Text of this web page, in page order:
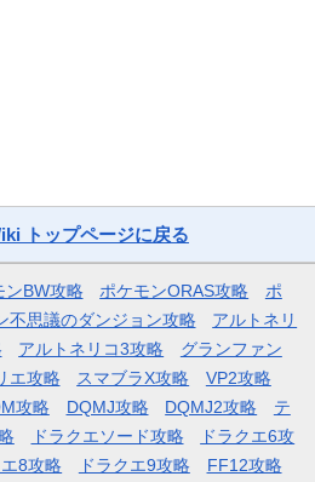
トップページに戻る
ンBW攻略 ポケモンORAS攻略
ポ
不思議のダンジョン攻略
アルトネリ
アルトネリコ3攻略
グランファン
エ攻略 スマブラX攻略
VP2攻略
攻略
DQMJ攻略 DQMJ2攻略
テ
ドラクエソード攻略
ドラクエ6攻
エ8攻略 ドラクエ9攻略 FF12攻略